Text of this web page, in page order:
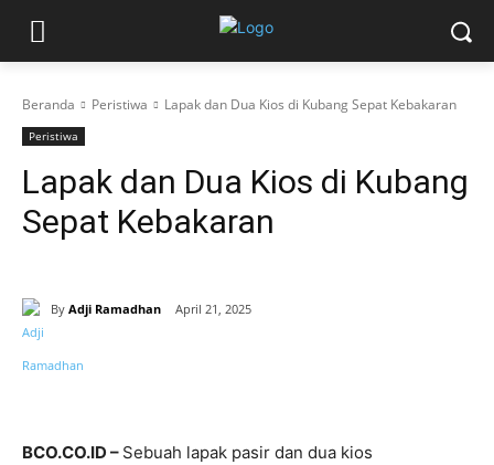
Beranda Peristiwa Lapak dan Dua Kios di Kubang Sepat Kebakaran
Peristiwa
Lapak dan Dua Kios di Kubang
Sepat Kebakaran
By Adji Ramadhan April 21, 2025
BCO.CO.ID – Sebuah lapak pasir dan dua kios